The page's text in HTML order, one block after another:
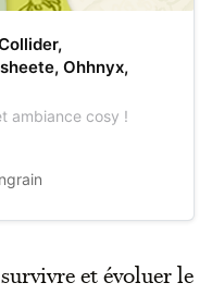
Ohhnyx,
ambiance cosy !
et évoluer le